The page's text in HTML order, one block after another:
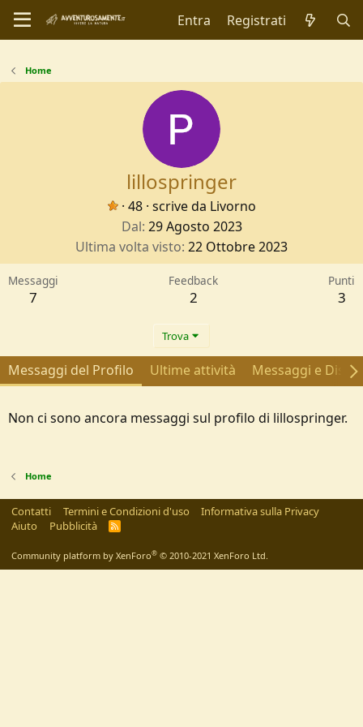
Entra Registrati
Home
lillospringer
· 48 · scrive da Livorno
Dal 29 Agosto 2023
Ultima volta visto 22 Ottobre 2023
Messaggi
7
Feedback
2
Punti
3
Trova
Messaggi del Profilo Ultime attività Messaggi e
Non ci sono ancora messaggi sul profilo di lillospringer.
Home
Contatti Termini e Condizioni d'uso
Informativa sulla Privacy
Aiuto
Pubblicità
R
Community platform by XenForo® © 2010-2021 XenForo Ltd.